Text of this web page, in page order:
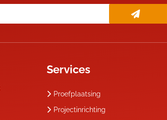
Services
Proefplaatsing
Projectinrichting